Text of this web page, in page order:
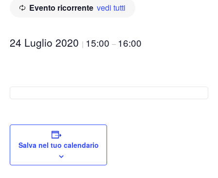
Evento ricorrente vedi tutti
24 Luglio 2020 | 15:00 – 16:00
Salva nel tuo calendario